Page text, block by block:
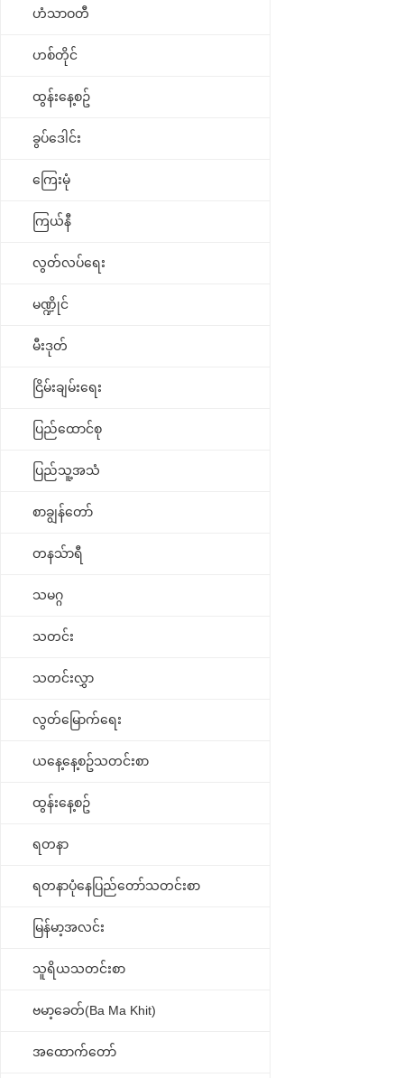
ဟံသာဝတီ
ဟစ်တိုင်
ထွန်းနေ့စဥ်
ခွပ်ဒေါင်း
ကြေးမုံ
ကြယ်နီ
လွတ်လပ်ရေး
မဏ္ဍိုင်
မီးဒုတ်
ငြိမ်းချမ်းရေး
ပြည်ထောင်စု
ပြည်သူ့အသံ
စာချွန်တော်
တနသ်ာရီ
သမဂ္ဂ
သတင်း
သတင်းလွှာ
လွတ်မြောက်ရေး
ယနေ့နေ့စဥ်သတင်းစာ
ထွန်းနေ့စဥ်
ရတနာ
ရတနာပုံနေပြည်တော်သတင်းစာ
မြန်မာ့အလင်း
သူရိယသတင်းစာ
ဗမာ့ခေတ်(Ba Ma Khit)
အထောက်တော်